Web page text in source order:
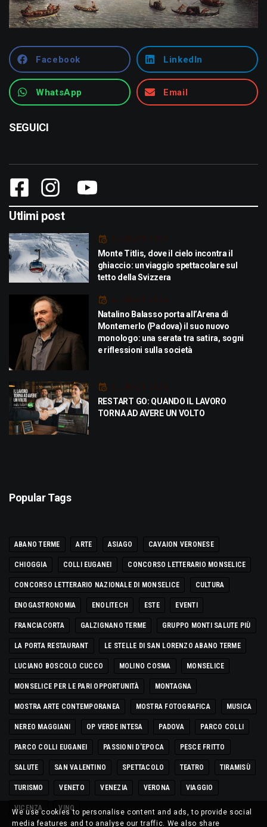
Facebook LinkedIn
WhatsApp Email
SEGUICI
Utlimi post
Luglio 29, 2026
Monte Titlis, dove il cielo incontra il
ghiaccio: un viaggio spettacolare sul
tetto della Svizzera
Luglio 21, 2026
Natalino Balasso porta all’Arena di
Montemerlo (Padova) il suo nuovo
monologo: una serata tra satira, sogni
e riflessioni sulla società
Luglio 21, 2026
RESTART GO: QUANDO IL LAVORO
TORNA AD AVERE UN VOLTO
Popular Tags
ABANO TERME ARTE ASIAGO CAVAION VERONESE
CHIOGGIA COLLI EUGANEI CONCORSO LETTERARIO MONSELICE
CONCORSO LETTERARIO NAZIONALE DI MONSELICE CULTURA
ENOGASTRONOMIA ENOLITECH ESTE EVENTI
FRANCIACORTA GALZIGNANO TERME GRUPPO MONTI SALUTE PIÙ
LA PORTA RESTAURANT LE STELLE DI SAN LORENZO ABANO TERME
LUCIANO BOSCOLO CUCCO MOLINO COSMA MONSELICE
MONSELICE PER LE PARI OPPORTUNITÀ MONTAGNA
MOSTRA ARTE CONTEMPORANEA MOSTRA FOTOGRAFICA MUSICA
NEREO MAGGIANI OP VERDE INTESA PADOVA PARCO COLLI
PARCO COLLI EUGANEI PASSIONI D'EPOCA PESCE FRITTO
SALUTE SAN VALENTINO SPETTACOLO TEATRO TIRAMISÙ
TURISMO VENETO VENEZIA VERONA VIAGGIO
VICENZA VINO
We use cookies to personalise content and ads, to provide social
media features and to analyse our traffic. We also share